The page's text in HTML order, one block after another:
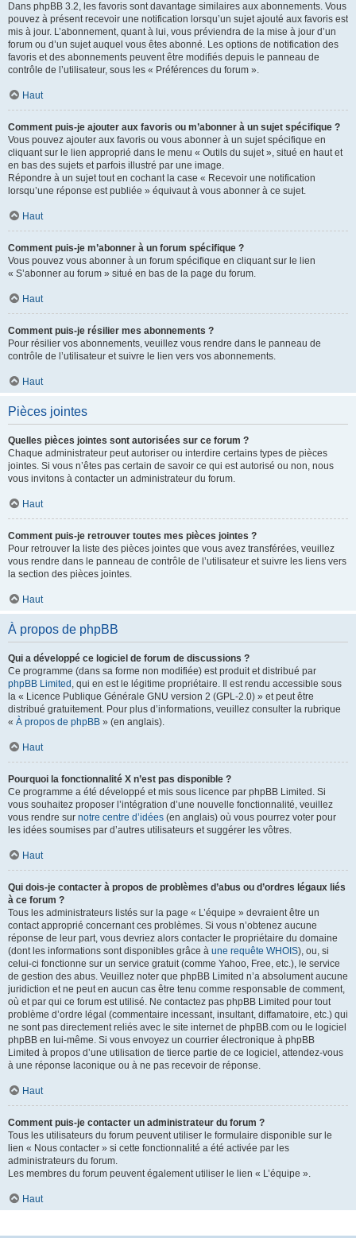
Dans phpBB 3.2, les favoris sont davantage similaires aux abonnements. Vous
pouvez à présent recevoir une notification lorsqu’un sujet ajouté aux favoris est
mis à jour. L’abonnement, quant à lui, vous préviendra de la mise à jour d’un
forum ou d’un sujet auquel vous êtes abonné. Les options de notification des
favoris et des abonnements peuvent être modifiés depuis le panneau de
contrôle de l’utilisateur, sous les « Préférences du forum ».
Haut
Comment puis-je ajouter aux favoris ou m’abonner à un sujet spécifique ?
Vous pouvez ajouter aux favoris ou vous abonner à un sujet spécifique en
cliquant sur le lien approprié dans le menu « Outils du sujet », situé en haut et
en bas des sujets et parfois illustré par une image.
Répondre à un sujet tout en cochant la case « Recevoir une notification
lorsqu’une réponse est publiée » équivaut à vous abonner à ce sujet.
Haut
Comment puis-je m’abonner à un forum spécifique ?
Vous pouvez vous abonner à un forum spécifique en cliquant sur le lien
« S’abonner au forum » situé en bas de la page du forum.
Haut
Comment puis-je résilier mes abonnements ?
Pour résilier vos abonnements, veuillez vous rendre dans le panneau de
contrôle de l’utilisateur et suivre le lien vers vos abonnements.
Haut
Pièces jointes
Quelles pièces jointes sont autorisées sur ce forum ?
Chaque administrateur peut autoriser ou interdire certains types de pièces
jointes. Si vous n’êtes pas certain de savoir ce qui est autorisé ou non, nous
vous invitons à contacter un administrateur du forum.
Haut
Comment puis-je retrouver toutes mes pièces jointes ?
Pour retrouver la liste des pièces jointes que vous avez transférées, veuillez
vous rendre dans le panneau de contrôle de l’utilisateur et suivre les liens vers
la section des pièces jointes.
Haut
À propos de phpBB
Qui a développé ce logiciel de forum de discussions ?
Ce programme (dans sa forme non modifiée) est produit et distribué par
phpBB Limited , qui en est le légitime propriétaire. Il est rendu accessible sous
la « Licence Publique Générale GNU version 2 (GPL-2.0) » et peut être
distribué gratuitement. Pour plus d’informations, veuillez consulter la rubrique
« À propos de phpBB » (en anglais).
Haut
Pourquoi la fonctionnalité X n’est pas disponible ?
Ce programme a été développé et mis sous licence par phpBB Limited. Si
vous souhaitez proposer l’intégration d’une nouvelle fonctionnalité, veuillez
vous rendre sur notre centre d’idées (en anglais) où vous pourrez voter pour
les idées soumises par d’autres utilisateurs et suggérer les vôtres.
Haut
Qui dois-je contacter à propos de problèmes d’abus ou d’ordres légaux liés
à ce forum ?
Tous les administrateurs listés sur la page « L’équipe » devraient être un
contact approprié concernant ces problèmes. Si vous n’obtenez aucune
réponse de leur part, vous devriez alors contacter le propriétaire du domaine
(dont les informations sont disponibles grâce à une requête WHOIS), ou, si
celui-ci fonctionne sur un service gratuit (comme Yahoo, Free, etc.), le service
de gestion des abus. Veuillez noter que phpBB Limited n’a absolument aucune
juridiction et ne peut en aucun cas être tenu comme responsable de comment,
où et par qui ce forum est utilisé. Ne contactez pas phpBB Limited pour tout
problème d’ordre légal (commentaire incessant, insultant, diffamatoire, etc.) qui
ne sont pas directement reliés avec le site internet de phpBB.com ou le logiciel
phpBB en lui-même. Si vous envoyez un courrier électronique à phpBB
Limited à propos d’une utilisation de tierce partie de ce logiciel, attendez-vous
à une réponse laconique ou à ne pas recevoir de réponse.
Haut
Comment puis-je contacter un administrateur du forum ?
Tous les utilisateurs du forum peuvent utiliser le formulaire disponible sur le
lien « Nous contacter » si cette fonctionnalité a été activée par les
administrateurs du forum.
Les membres du forum peuvent également utiliser le lien « L’équipe ».
Haut